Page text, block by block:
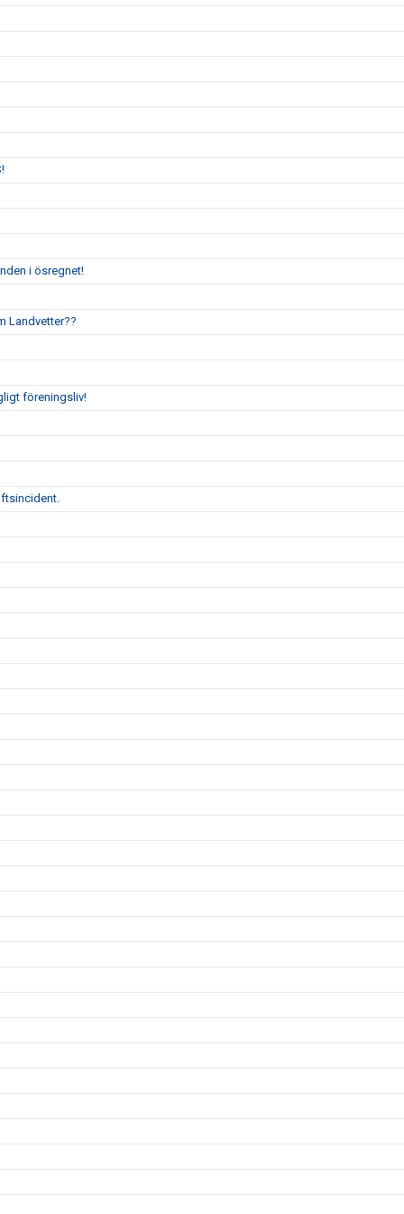
i ösregnet!
Landvetter??
föreningsliv!